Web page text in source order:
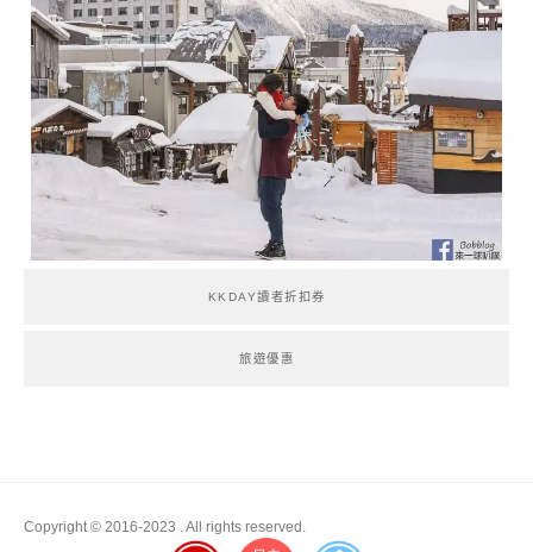
KKDAY讀者折扣券
旅遊優惠
Copyright © 2016-2023 . All rights reserved.